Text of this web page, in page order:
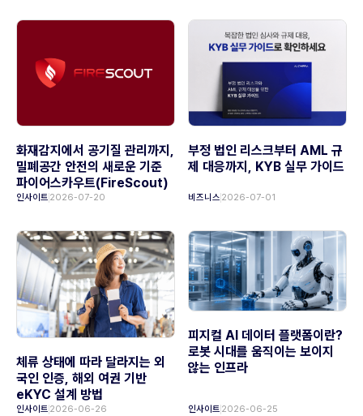
화재감지에서 공기질 관리까지,
밀폐공간 안전의 새로운 기준
파이어스카우트(FireScout)
인사이트 2026-07-20
부정 법인 리스크부터 AML 규
제 대응까지, KYB 실무 가이드
비즈니스 2026-07-01
체류 상태에 따라 달라지는 외
국인 인증, 해외 여권 기반
eKYC 설계 방법
인사이트 2026-06-26
피지컬 AI 데이터 플랫폼이란?
로봇 시대를 움직이는 보이지
않는 인프라
인사이트 2026-06-25